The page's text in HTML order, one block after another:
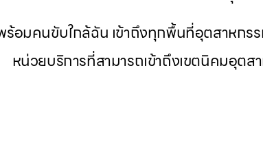
ร้อมคนขับใกล้ฉัน เข้าถึงทุกพื้นที่อุตสาหก
หน่วยบริการที่สามารถเข้าถึงเขตนิคมอุตส